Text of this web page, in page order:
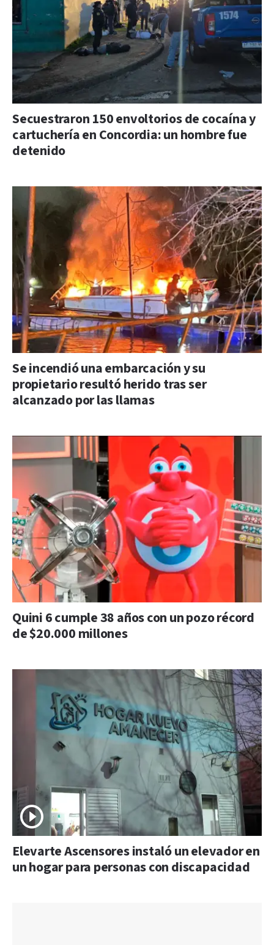
Secuestraron 150 envoltorios de cocaína y
cartuchería en Concordia: un hombre fue
detenido
Se incendió una embarcación y su
propietario resultó herido tras ser
alcanzado por las llamas
Quini 6 cumple 38 años con un pozo récord
de $20.000 millones
Elevarte Ascensores instaló un elevador en
un hogar para personas con discapacidad